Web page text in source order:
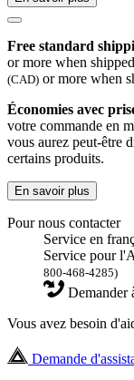
Free standard
or more when
(CAD) or more when
Économies avec
votre commande en
vous aurez peut-être
certains produits.
En savoir plus
Pour nous contacter
Service en
Service pour
800-468-4285)
Demander
Vous avez besoin
Demande